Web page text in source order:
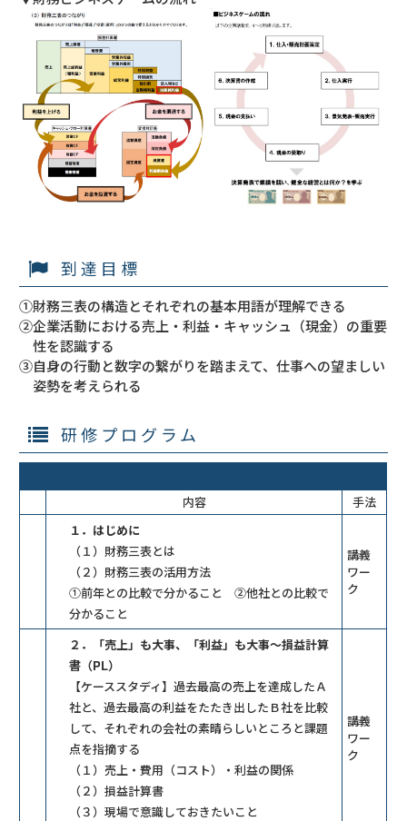
到達目標
①財務三表の構造とそれぞれの基本用語が理解できる
②企業活動における売上・利益・キャッシュ（現金）の重要
性を認識する
③自身の行動と数字の繋がりを踏まえて、仕事への望ましい
姿勢を考えられる
研修プログラム
内容
手法
１．はじめに
（１）財務三表とは
（２）財務三表の活用方法
①前年との比較で分かること ②他社との比較で
分かること
講義
ワー
ク
２．「売上」も大事、「利益」も大事～損益計算
書（PL）
【ケーススタディ】過去最高の売上を達成したＡ
社と、過去最高の利益をたたき出したＢ社を比較
して、それぞれの会社の素晴らしいところと課題
点を指摘する
（１）売上・費用（コスト）・利益の関係
（２）損益計算書
（３）現場で意識しておきたいこと
講義
ワー
ク